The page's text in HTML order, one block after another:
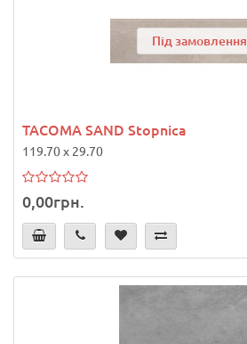
Під замовлення
TACOMA SAND Stopnica
119.70 x 29.70
0,00грн.